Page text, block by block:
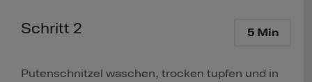
Schritt 2 5 Min
Putenschnitzel waschen, trocken tupfen und in